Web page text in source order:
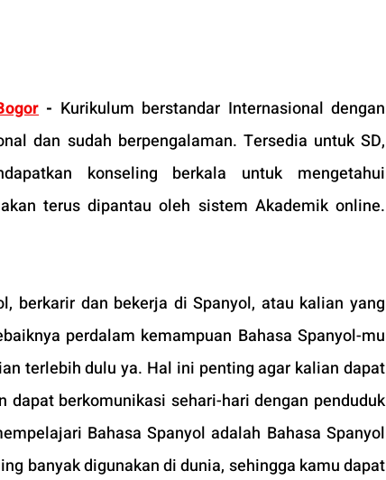
- Kurikulum berstandar Internasional dengan
dan sudah berpengalaman. Tersedia untuk SD,
konseling berkala untuk mengetahui
terus dipantau oleh sistem Akademik online.
berkarir dan bekerja di Spanyol, atau kalian yang
perdalam kemampuan Bahasa Spanyol-mu
terlebih dulu ya. Hal ini penting agar kalian dapat
berkomunikasi sehari-hari dengan penduduk
Bahasa Spanyol adalah Bahasa Spanyol
banyak digunakan di dunia, sehingga kamu dapat